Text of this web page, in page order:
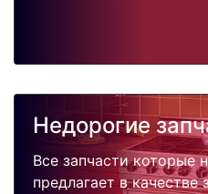
Недорогие
Все запчасти которые
предлагает в